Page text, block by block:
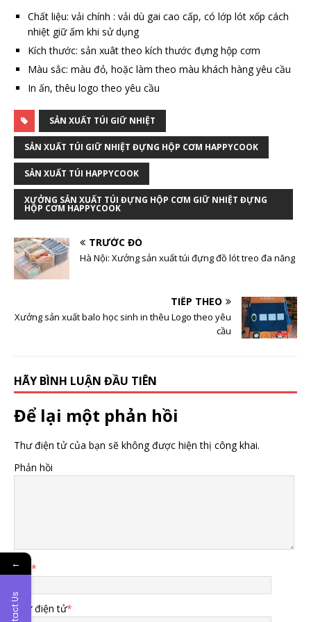
Chất liệu: vải chính : vải dù gai cao cấp, có lớp lót xốp cách
nhiệt giữ ấm khi sử dụng
Kích thước: sản xuât theo kích thước đựng hộp cơm
Màu sắc: màu đỏ, hoặc làm theo màu khách hàng yêu cầu
In ấn, thêu logo theo yêu cầu
SẢN XUẤT TÚI GIỮ NHIỆT
SẢN XUẤT TÚI GIỮ NHIỆT ĐỰNG HỘP CƠM HAPPYCOOK
SẢN XUẤT TÚI HAPPYCOOK
XƯỞNG SẢN XUẤT TÚI ĐỰNG HỘP CƠM GIỮ NHIỆT ĐỰNG
HỘP CƠM HAPPYCOOK
TRƯỚC ĐÓ
Hà Nội: Xưởng sản xuất túi đựng đồ lót treo đa năng
TIẾP THEO
Xưởng sản xuất balo học sinh in thêu Logo theo yêu
cầu
HÃY BÌNH LUẬN ĐẦU TIÊN
Để lại một phản hồi
Thư điện tử của bạn sẽ không được hiện thị công khai.
Phản hồi
Tên *
Thư điện tử*
←